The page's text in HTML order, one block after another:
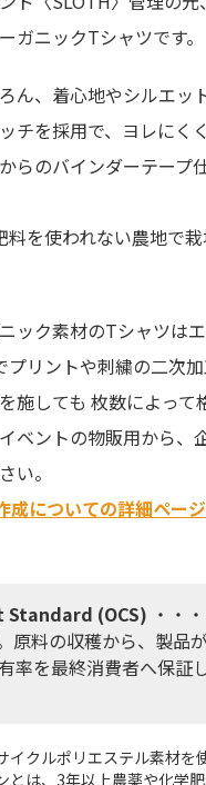
ガニックTシャツです。
ん、着心地やシルエ
チを採用で、ヨレにく
らのバインダーテー
を使われない農地で
ック素材のTシャツは
リントや刺繍の二次加
施しても 枚数によって
ベントの物販用から
い。
成についての詳細ページ
(OCS) ・・
原料の収穫から、製品
率を最終消費者へ保証
クルポリエステル素材を
は、3年以上農薬や化学